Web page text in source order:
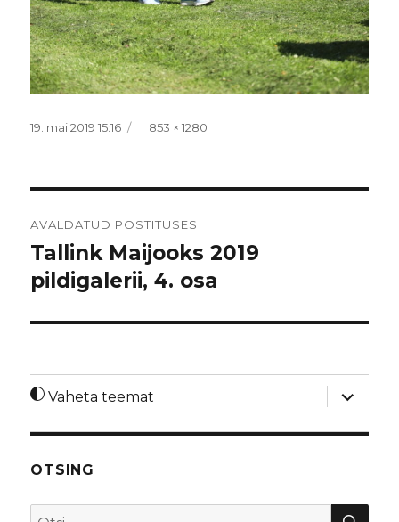
Postitatud
19. mai 2019 15:16 Täissuurus
853 × 1280
AVALDATUD POSTITUSES
Tallink Maijooks 2019
pildigalerii, 4. osa
Vaheta teemat
laienda
OTSING
Otsi: